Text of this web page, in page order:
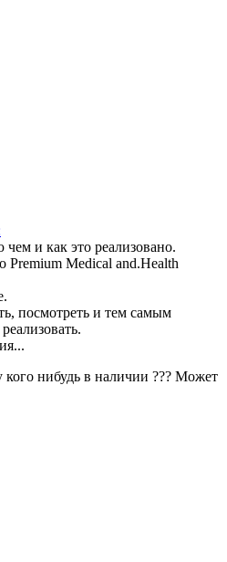
чем и как это реализовано.
Premium Medical and.Health
посмотреть и тем самым
нибудь в наличии ??? Может